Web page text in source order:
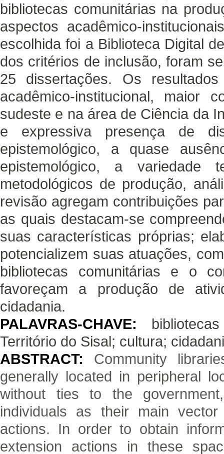
bibliotecas comunitárias na
aspectos acadêmico-
escolhida foi a Biblioteca Digital
dos critérios de inclusão, foram
25 dissertações. Os
acadêmico-institucional, maior
sudeste e na área de Ciência da
e expressiva presença de
epistemológico, a quase
epistemológico, a
metodológicos de produção,
revisão agregam contribuições
as quais destacam-se
suas características próprias;
potencializem suas atuações,
bibliotecas comunitárias e o
favoreçam a produção de
cidadania.
PALAVRAS-CHAVE:
Território do Sisal; cultura;
ABSTRACT: Community
generally located in peripheral
without ties to the
individuals as their main
actions. In order to obtain
extension actions in these